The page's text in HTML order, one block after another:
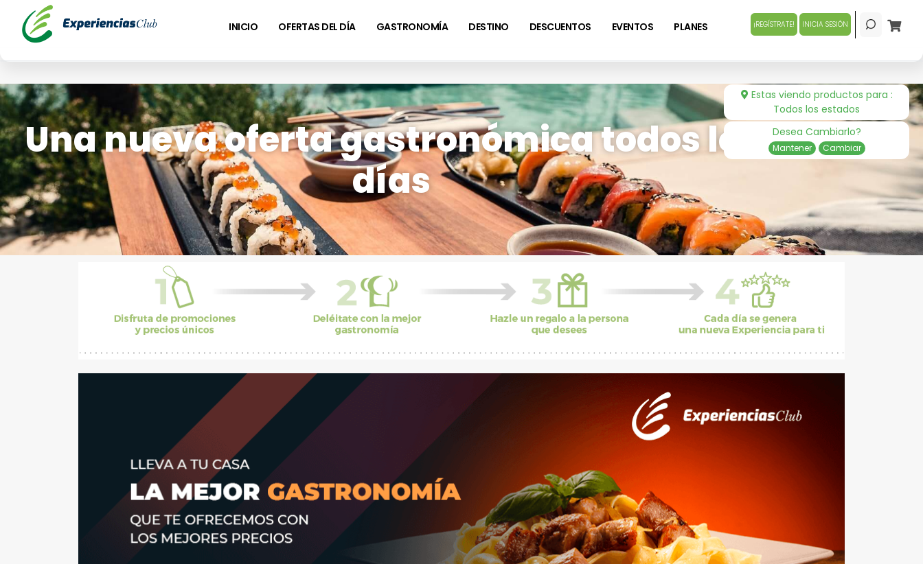
INICIO OFERTAS DEL DÍA GASTRONOMÍA DESTINO DESCUENTOS EVENTOS PLANES ¡REGÍSTRATE! INICIA SESIÓN
Estas viendo productos para :
Todos los estados
Desea Cambiarlo?
Mantener Cambiar
Una nueva oferta gastronómica todos los
días